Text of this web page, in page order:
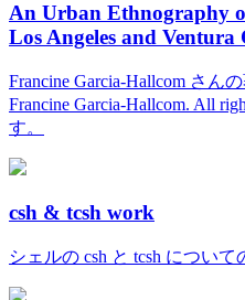
An Urban Ethnography
Los Angeles and Ventura
Francine Garcia-Hallcom さん
Francine Garcia-Hallcom. All
す。
csh & tcsh work
シェルの csh と tcsh について